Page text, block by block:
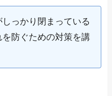
っかり閉まっている
防ぐための対策を講